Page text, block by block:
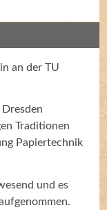
an der TU
Traditionen
Papiertechnik
und es